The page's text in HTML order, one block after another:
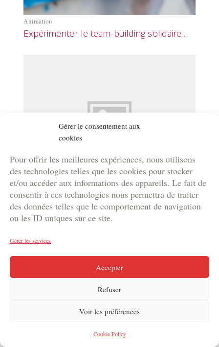
Gérer le consentement aux
cookies
Pour offrir les meilleures expériences, nous utilisons
des technologies telles que les cookies pour stocker
et/ou accéder aux informations des appareils. Le fait de
consentir à ces technologies nous permettra de traiter
des données telles que le comportement de navigation
ou les ID uniques sur ce site.
Gérer les services
Accepter
Refuser
Voir les préférences
Cookie Policy
Animation
Expérimenter le team-building solidaire…
Animation
Mettre en scène son expertise – Les
Carrières ...